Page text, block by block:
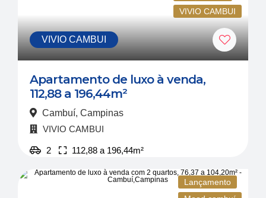
VIVIO CAMBUI
VIVIO CAMBUI
Apartamento de luxo à venda,
112,88 a 196,44m²
Cambuí, Campinas
VIVIO CAMBUI
2 112,88 a 196,44m²
Venda
Lançamento